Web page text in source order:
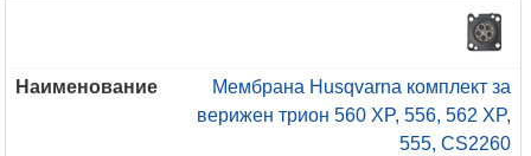
Мембрана Husqvarna комплект за
верижен трион 560 XP, 556, 562 XP,
555, CS2260